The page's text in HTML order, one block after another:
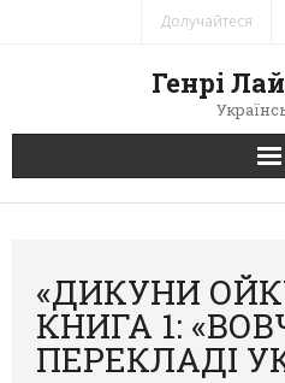
Долучайтеся
Генрі
Головна
Автори
«ДИКУНИ
КНИГА 1:
ПЕРЕКЛАДІ